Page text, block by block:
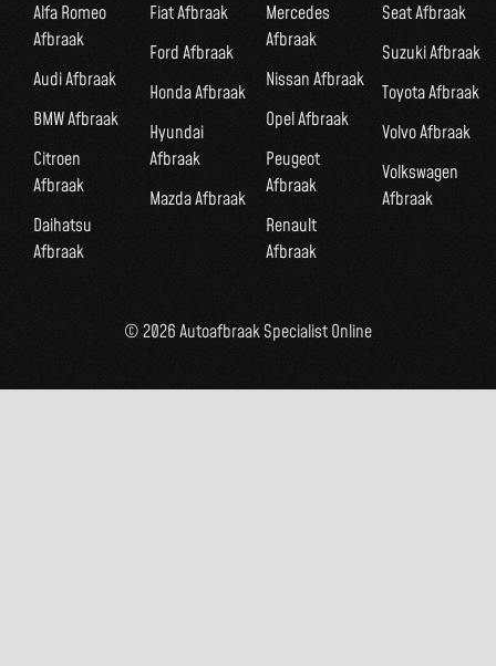
Alfa Romeo
Afbraak
Audi Afbraak
BMW Afbraak
Citroen
Afbraak
Daihatsu
Afbraak
Fiat Afbraak
Ford Afbraak
Honda Afbraak
Hyundai
Afbraak
Mazda Afbraak
Mercedes
Afbraak
Nissan Afbraak
Opel Afbraak
Peugeot
Afbraak
Renault
Afbraak
Seat Afbraak
Suzuki Afbraak
Toyota Afbraak
Volvo Afbraak
Volkswagen
Afbraak
© 2026 Autoafbraak Specialist Online